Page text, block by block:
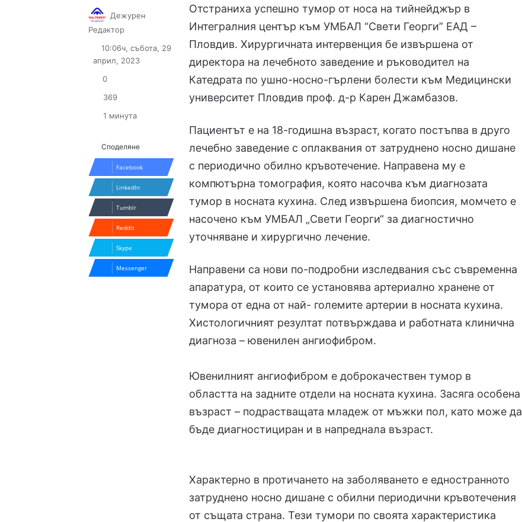
Отстраниха успешно тумор от носа на тийнейджър в
Интегралния център към УМБАЛ “Свети Георги” ЕАД –
Пловдив. Хирургичната интервенция бе извършена от
директора на лечебното заведение и ръководител на
Катедрата по ушно-носно-гърлени болести към Медицински
университет Пловдив проф. д-р Карен Джамбазов.
Пациентът е на 18-годишна възраст, когато постъпва в друго
лечебно заведение с оплаквания от затруднено носно дишане
с периодично обилно кръвотечение. Направена му е
компютърна томография, която насочва към диагнозата
тумор в носната кухина. След извършена биопсия, момчето е
насочено към УМБАЛ „Свети Георги“ за диагностично
уточняване и хирургично лечение.
Направени са нови по-подробни изследвания със съвременна
апаратура, от които се установява артериално хранене от
тумора от една от най- големите артерии в носната кухина.
Хистологичният резултат потвърждава и работната клинична
диагноза – ювенилен ангиофибром.
Ювенилният ангиофибром е доброкачествен тумор в
областта на задните отдели на носната кухина. Засяга особена
възраст – подрастващата младеж от мъжки пол, като може да
бъде диагностициран и в напреднала възраст.
Характерно в протичането на заболяването е едностранното
затруднено носно дишане с обилни периодични кръвотечения
от същата страна. Тези тумори по своята характеристика
Дежурен
Редактор
X email
10:06ч, събота, 29
април, 2023
0
369
1 минута
Споделяне
Facebook
LinkedIn
Tumblr
Reddit
Skype
Messenger